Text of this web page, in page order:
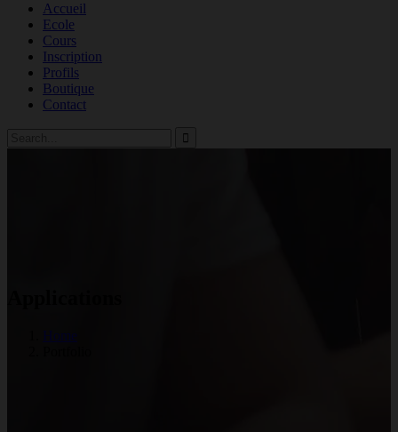
Accueil
Ecole
Cours
Inscription
Profils
Boutique
Contact
Home